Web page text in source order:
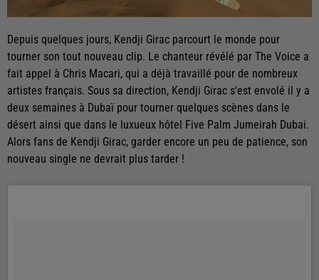
Depuis quelques jours, Kendji Girac parcourt le monde pour
tourner son tout nouveau clip. Le chanteur révélé par The Voice a
fait appel à Chris Macari, qui a déjà travaillé pour de nombreux
artistes français. Sous sa direction, Kendji Girac s'est envolé il y a
deux semaines à Dubaï pour tourner quelques scènes dans le
désert ainsi que dans le luxueux hôtel Five Palm Jumeirah Dubai.
Alors fans de Kendji Girac, garder encore un peu de patience, son
nouveau single ne devrait plus tarder !